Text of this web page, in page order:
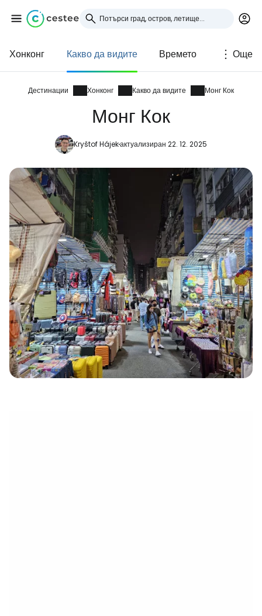
Хонконг Какво да видите Времето Още
Дестинации Хонконг Какво да видите Монг Кок
Монг Кок
Kryštof Hájekактуализиран 22. 12. 2025
Влезте в Cestee
... световната общност на туристите
Продължете с Facebook
Продължете с имейл